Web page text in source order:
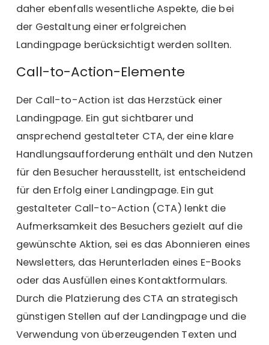
daher ebenfalls wesentliche Aspekte, die bei
der Gestaltung einer erfolgreichen
Landingpage berücksichtigt werden sollten.
Call-to-Action-Elemente
Der Call-to-Action ist das Herzstück einer
Landingpage. Ein gut sichtbarer und
ansprechend gestalteter CTA, der eine klare
Handlungsaufforderung enthält und den Nutzen
für den Besucher herausstellt, ist entscheidend
für den Erfolg einer Landingpage. Ein gut
gestalteter Call-to-Action (CTA) lenkt die
Aufmerksamkeit des Besuchers gezielt auf die
gewünschte Aktion, sei es das Abonnieren eines
Newsletters, das Herunterladen eines E-Books
oder das Ausfüllen eines Kontaktformulars.
Durch die Platzierung des CTA an strategisch
günstigen Stellen auf der Landingpage und die
Verwendung von überzeugenden Texten und